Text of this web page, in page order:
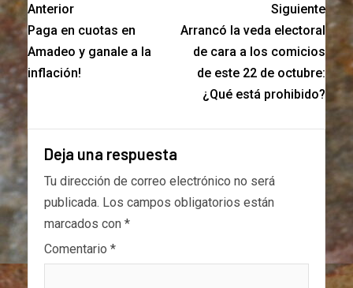
Anterior
Paga en cuotas en
Amadeo y ganale a la
inflación!
Siguiente
Arrancó la veda electoral
de cara a los comicios
de este 22 de octubre:
¿Qué está prohibido?
Deja una respuesta
Tu dirección de correo electrónico no será
publicada. Los campos obligatorios están
marcados con *
Comentario *